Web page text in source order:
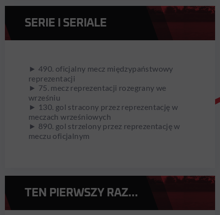
SERIE I SERIALE
► 490. oficjalny mecz międzypaństwowy
reprezentacji
► 75. mecz reprezentacji rozegrany we
wrześniu
► 130. gol stracony przez reprezentację w
meczach wrześniowych
► 890. gol strzelony przez reprezentację w
meczu oficjalnym
TEN PIERWSZY RAZ…